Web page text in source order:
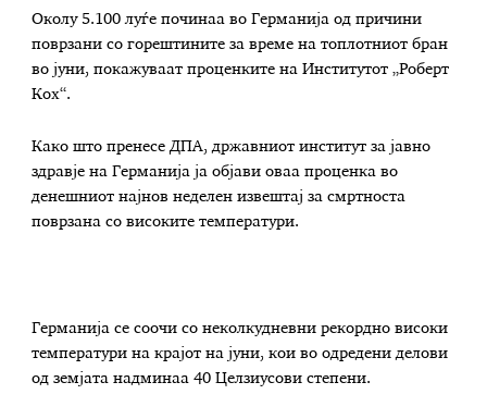
Околу 5.100 луѓе починаа во Германија од причини
поврзани со горештините за време на топлотниот бран
во јуни, покажуваат проценките на Институтот „Роберт
Кох“.
Како што пренесе ДПА, државниот институт за јавно
здравје на Германија ја објави оваа проценка во
денешниот најнов неделен извештај за смртноста
поврзана со високите температури.
Германија се соочи со неколкудневни рекордно високи
температури на крајот на јуни, кои во одредени делови
од земјата надминаа 40 Целзиусови степени.